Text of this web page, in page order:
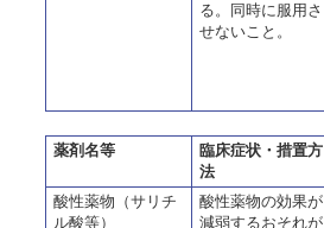
る。同時に服用さ
せないこと。
薬剤名等
臨床症状・措置方
法
酸性薬物（サリチ
ル酸等）
酸性薬物の効果が
減弱するおそれが